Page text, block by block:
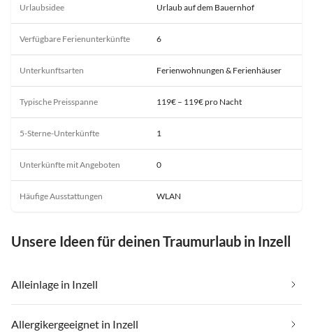
Urlaubsidee Urlaub auf dem Bauernhof
Verfügbare Ferienunterkünfte 6
Unterkunftsarten Ferienwohnungen & Ferienhäuser
Typische Preisspanne 119€ – 119€ pro Nacht
5-Sterne-Unterkünfte 1
Unterkünfte mit Angeboten 0
Häufige Ausstattungen WLAN
Unsere Ideen für deinen Traumurlaub in Inzell
Alleinlage in Inzell
Allergikergeeignet in Inzell